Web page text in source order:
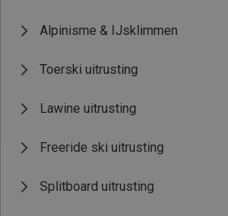
Alpinisme & IJsklimmen
Toerski uitrusting
Lawine uitrusting
Freeride ski uitrusting
Splitboard uitrusting